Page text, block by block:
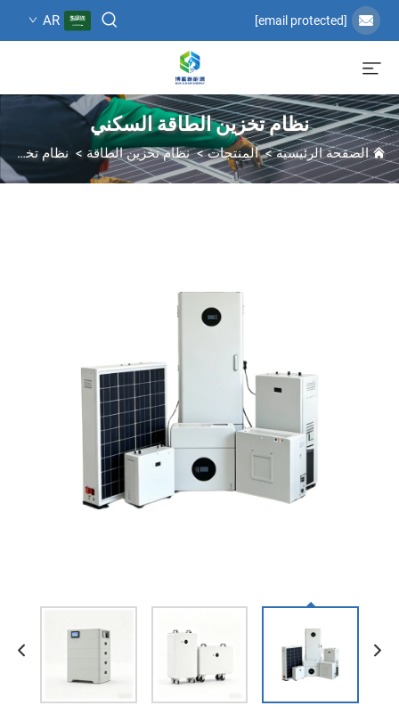
[email protected]
AR
نظام تخزين الطاقة السكني
الصفحة الرئيسية>المنتجات>نظام تخزين الطاقة > نظام تخزين الطاقة السكني